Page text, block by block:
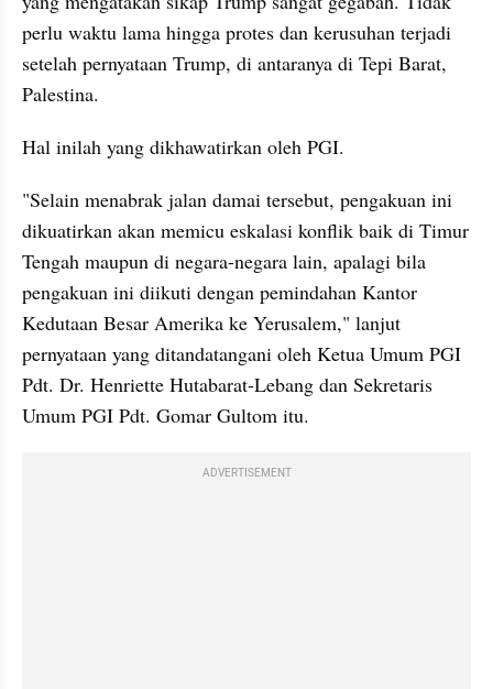
perlu waktu lama hingga protes dan kerusuhan terjadi
setelah pernyataan Trump, di antaranya di Tepi Barat,
Palestina.
Hal inilah yang dikhawatirkan oleh PGI.
"Selain menabrak jalan damai tersebut, pengakuan ini
dikuatirkan akan memicu eskalasi konflik baik di Timur
Tengah maupun di negara-negara lain, apalagi bila
pengakuan ini diikuti dengan pemindahan Kantor
Kedutaan Besar Amerika ke Yerusalem," lanjut
pernyataan yang ditandatangani oleh Ketua Umum PGI
Pdt. Dr. Henriette Hutabarat-Lebang dan Sekretaris
Umum PGI Pdt. Gomar Gultom itu.
ADVERTISEMENT